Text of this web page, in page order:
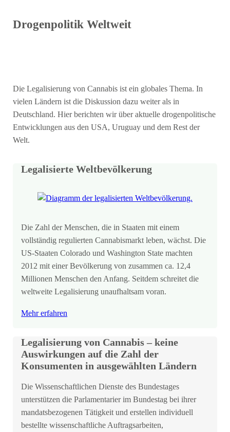
Drogenpolitik Weltweit
Die Legalisierung von Cannabis ist ein globales Thema. In
vielen Ländern ist die Diskussion dazu weiter als in
Deutschland. Hier berichten wir über aktuelle drogenpolitische
Entwicklungen aus den USA, Uruguay und dem Rest der
Welt.
Legalisierte Weltbevölkerung
Die Zahl der Menschen, die in Staaten mit einem
vollständig regulierten Cannabismarkt leben, wächst. Die
US-Staaten Colorado und Washington State machten
2012 mit einer Bevölkerung von zusammen ca. 12,4
Millionen Menschen den Anfang. Seitdem schreitet die
weltweite Legalisierung unaufhaltsam voran.
Mehr erfahren
Legalisierung von Cannabis – keine
Auswirkungen auf die Zahl der
Konsumenten in ausgewählten Ländern
Die Wissenschaftlichen Dienste des Bundestages
unterstützen die Parlamentarier im Bundestag bei ihrer
mandatsbezogenen Tätigkeit und erstellen individuell
bestellte wissenschaftliche Auftragsarbeiten,